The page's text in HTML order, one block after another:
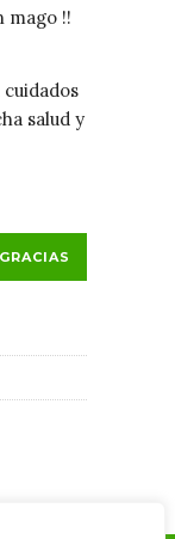
mago !!
cuidados
salud y